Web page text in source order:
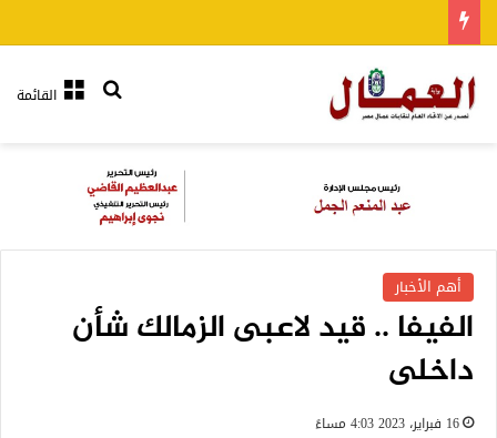
القائمةبحث عن
أهم الأخبار
الفيفا .. قيد لاعبى الزمالك شأن
داخلى
16 فبراير، 2023 4:03 مساءً